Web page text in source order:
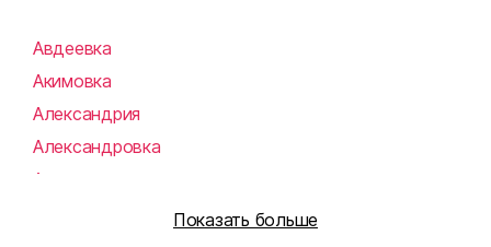
Авдеевка
Акимовка
Александрия
Александровка
Алупка
Показать больше